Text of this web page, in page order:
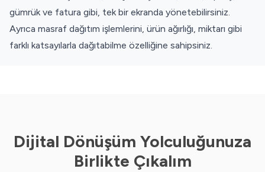
gümrük ve fatura gibi, tek bir ekranda yönetebilirsiniz.
Ayrıca masraf dağıtım işlemlerini, ürün ağırlığı, miktarı gibi
farklı katsayılarla dağıtabilme özelliğine sahipsiniz.
Dijital Dönüşüm Yolculuğunuza
Birlikte Çıkalım